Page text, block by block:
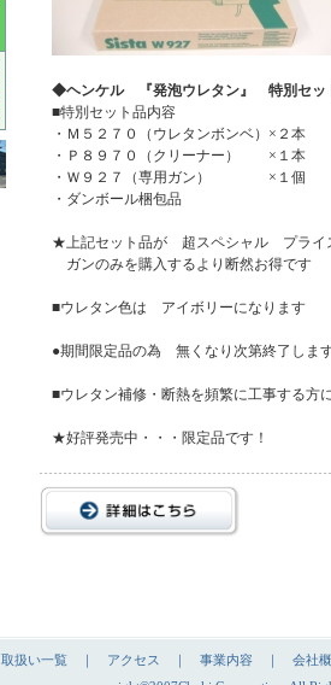
◆ヘンケル 『発泡ウレタン』 特別セッ
■特別セット品内容
・Ｍ５２７０（ウレタンボンベ）×２本
・Ｐ８９７０（クリーナー） ×１本
・Ｗ９２７（専用ガン） ×１個
・ダンボール梱包品
★上記セット品が 超スペシャル プライ
ガンのみを購入するより断然お得です
■ウレタン色は アイボリーになります
●期間限定品の為 無くなり次第終了しま
■ウレタン補修・断熱を頻繁に工事する方
★好評発売中・・・限定品です！
取扱い一覧 ｜ アクセス ｜ 事業内容 ｜ 会社